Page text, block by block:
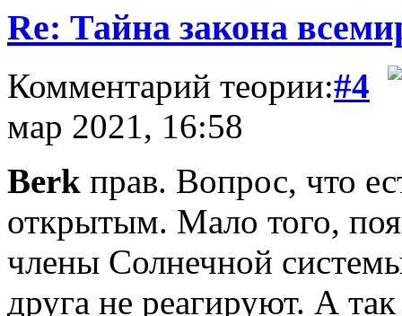
Re: Тайна закона
Комментарий теории:#4
мар 2021, 16:58
Berk прав. Вопрос, что
открытым. Мало того,
члены Солнечной
друга не реагируют. А